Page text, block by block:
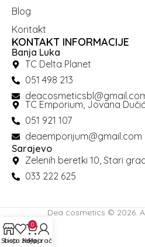
Blog
Kontakt
KONTAKT INFORMACIJE
Banja Luka
TC Delta Planet
051 498 213
TC Emporium, Jovana
051 921 107
deaemporijum@gmail.com
Sarajevo
Zelenih beretki 10, Stari
033 222 625
Dea cosmetics © 2026.
Shop
Lista želja
0
Korpa
Moj račun